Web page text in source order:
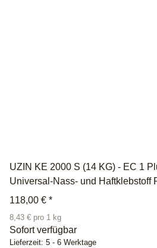
UZIN KE 2000 S (14 KG) - EC 1
Universal-Nass- und Haftklebstoff
118,00 € *
8,43 € pro 1 kg
Sofort verfügbar
Lieferzeit: 5 - 6 Werktage